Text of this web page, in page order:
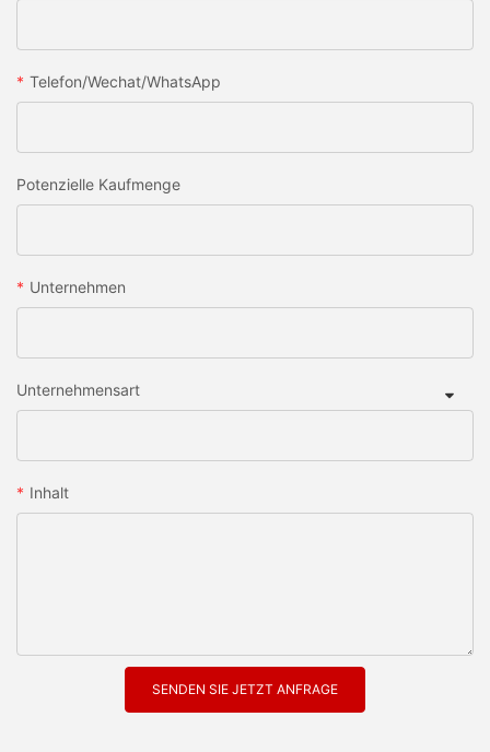
Telefon/Wechat/WhatsApp
Potenzielle Kaufmenge
Unternehmen
Unternehmensart
Inhalt
SENDEN SIE JETZT ANFRAGE